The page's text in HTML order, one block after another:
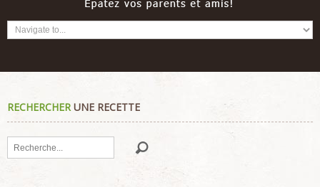
RECHERCHERUNE RECETTE
Rechercher